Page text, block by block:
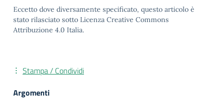
Eccetto dove diversamente specificato, questo articolo è
stato rilasciato sotto Licenza Creative Commons
Attribuzione 4.0 Italia.
Stampa / Condividi
Argomenti